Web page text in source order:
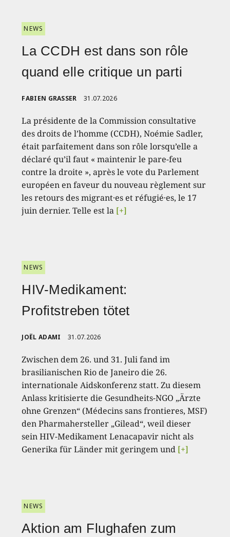
NEWS
La CCDH est dans son rôle
quand elle critique un parti
FABIEN GRASSER 31.07.2026
La présidente de la Commission consultative
des droits de l’homme (CCDH), Noémie Sadler,
était parfaitement dans son rôle lorsqu’elle a
déclaré qu’il faut « maintenir le pare-feu
contre la droite », après le vote du Parlement
européen en faveur du nouveau règlement sur
les retours des migrant·es et réfugié·es, le 17
juin dernier. Telle est la [+]
NEWS
HIV-Medikament:
Profitstreben tötet
JOËL ADAMI 31.07.2026
Zwischen dem 26. und 31. Juli fand im
brasilianischen Rio de Janeiro die 26.
internationale Aidskonferenz statt. Zu diesem
Anlass kritisierte die Gesundheits-NGO „Ärzte
ohne Grenzen“ (Médecins sans frontieres, MSF)
den Pharmahersteller „Gilead“, weil dieser
sein HIV-Medikament Lenacapavir nicht als
Generika für Länder mit geringem und [+]
NEWS
Aktion am Flughafen zum